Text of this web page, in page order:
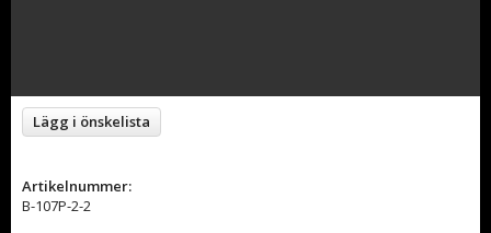
Lägg i önskelista
Artikelnummer:
B-107P-2-2